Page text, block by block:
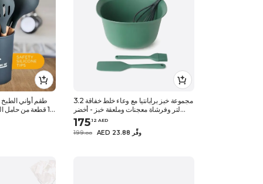
طقم أواني
12 قطعة من حامل
مشقوقة وملعقة
مجموعة خبز برابانتيا مع وعاء خلط خفاقة 3.2
لتر وفرشاة معجنات وملعقة خبز - أخضر
التنوب
175.12 AED
199.00 AED 23.88 وفِّر